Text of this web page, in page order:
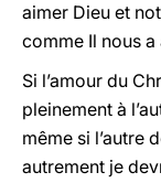
aimer Dieu et
comme Il nous
Si l’amour du
pleinement à
même si l’autre
autrement je